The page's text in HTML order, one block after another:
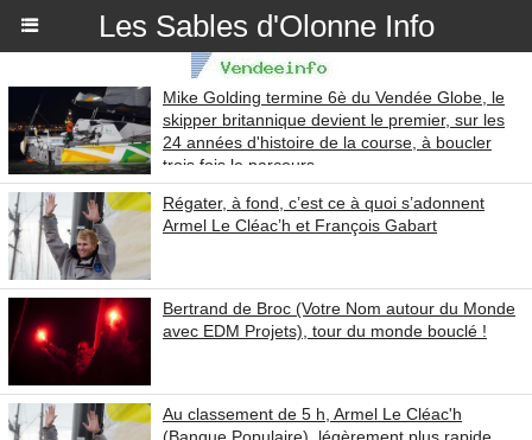
Les Sables d'Olonne Info
Mike Golding termine 6è du Vendée Globe, le
skipper britannique devient le premier, sur les
24 années d'histoire de la course, à boucler
trois fois le parcours
Régater, à fond, c’est ce à quoi s’adonnent
Armel Le Cléac’h et François Gabart
Bertrand de Broc (Votre Nom autour du Monde
avec EDM Projets), tour du monde bouclé !
Au classement de 5 h, Armel Le Cléac'h